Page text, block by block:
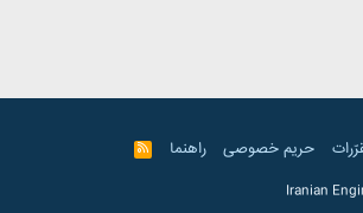
حریم خصوصی راهنما
R
S
Iranian